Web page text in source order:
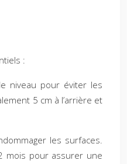
:
niveau pour éviter les
5 cm à l’arrière et
les surfaces.
mois pour assurer une